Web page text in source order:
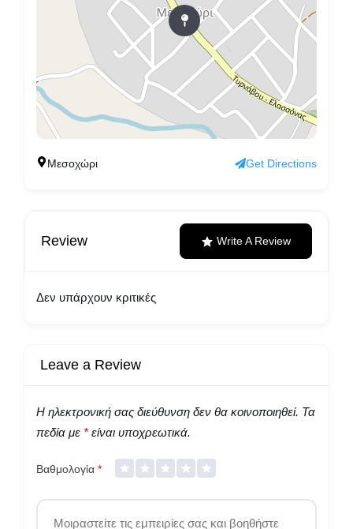
Μεσοχώρι Get Directions
Review Write A Review
Δεν υπάρχουν κριτικές
Leave a Review
Η ηλεκτρονική σας διεύθυνση δεν θα κοινοποιηθεί. Τα
πεδία με * είναι υποχρεωτικά.
Βαθμολογία *